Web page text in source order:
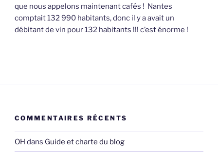
que nous appelons maintenant cafés ! Nantes
comptait 132 990 habitants, donc il y a avait un
débitant de vin pour 132 habitants !!! c’est énorme !
COMMENTAIRES RÉCENTS
OH dans Guide et charte du blog